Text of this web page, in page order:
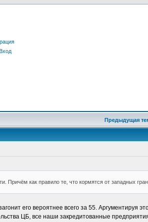
Предыдущая
Причём как правило те, что кормятся от западных
его вероятнее всего за 55. Аргументируя
ЦБ, все наши закредитованные